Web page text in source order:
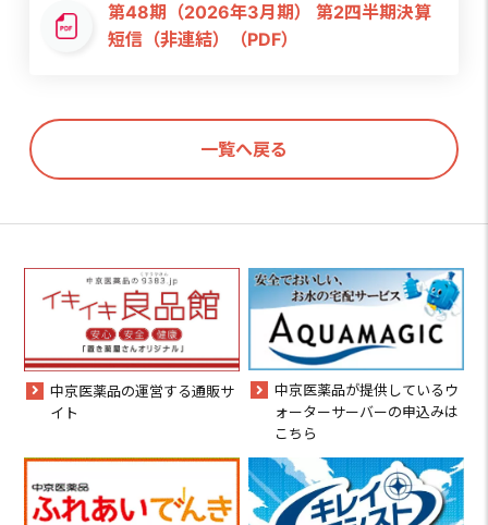
第48期（2026年3月期） 第2四半期決算
短信（非連結）（PDF）
一覧へ戻る
中京医薬品の運営する通販サ
イト
中京医薬品が提供しているウ
ォーターサーバーの申込みは
こちら